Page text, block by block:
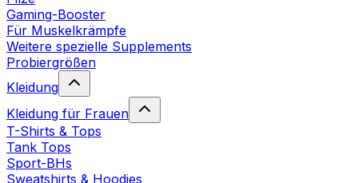
Gaming-Booster
Für Muskelkrämpfe
Weitere spezielle Supplements
Probiergrößen
Kleidung
Kleidung für Frauen
T-Shirts & Tops
Tank Tops
Sport-BHs
Sweatshirts & Hoodies